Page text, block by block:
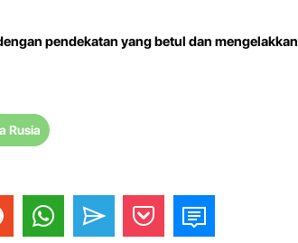
pendekatan yang betul dan mengelakkan
Rusia